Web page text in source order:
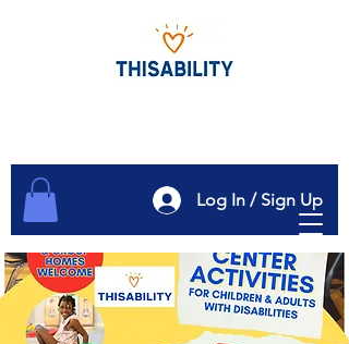
Log In / Sign Up